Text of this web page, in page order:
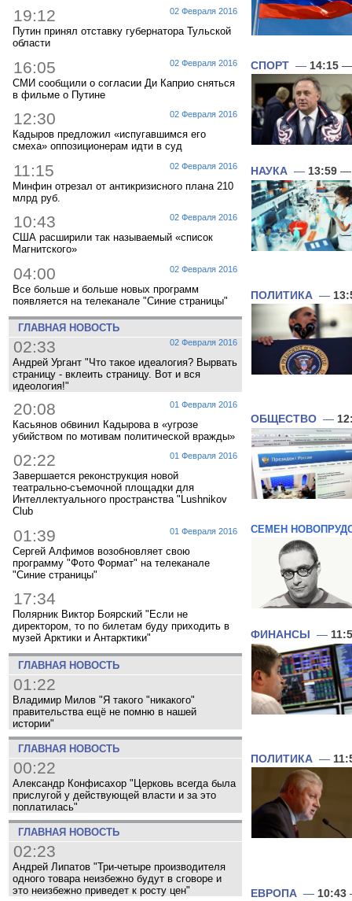
02 Февраля 2016
19:12
Путин принял отставку губернатора Тульской
области
02 Февраля 2016
16:05
СМИ сообщили о согласии Ди Каприо сняться
в фильме о Путине
02 Февраля 2016
12:30
Кадыров предложил «испугавшимся его
смеха» оппозиционерам идти в суд
02 Февраля 2016
11:15
Минфин отрезал от антикризисного плана 210
млрд руб.
02 Февраля 2016
10:43
США расширили так называемый «список
Магнитского»
02 Февраля 2016
04:00
Все больше и больше новых программ
появляется на телеканале "Синие страницы"
ГЛАВНАЯ НОВОСТЬ
02 Февраля 2016
02:33
Андрей Ургант "Что такое идеалогия? Вырвать
страницу - вклеить страницу. Вот и вся
идеология!"
01 Февраля 2016
20:08
Касьянов обвинил Кадырова в «угрозе
убийством по мотивам политической вражды»
01 Февраля 2016
02:22
Завершается реконструкция новой
театрально-съемочной площадки для
Интеллектуального пространства "Lushnikov
Club
01 Февраля 2016
01:39
Сергей Алфимов возобновляет свою
программу "Фото Формат" на телеканале
"Синие страницы"
17:34
Полярник Виктор Боярский "Если не
директором, то по билетам буду приходить в
музей Арктики и Антарктики"
ГЛАВНАЯ НОВОСТЬ
01:22
Владимир Милов "Я такого "никакого"
правительства ещё не помню в нашей
истории"
ГЛАВНАЯ НОВОСТЬ
00:22
Александр Конфисахор "Церковь всегда была
прислугой у действующей власти и за это
поплатилась"
ГЛАВНАЯ НОВОСТЬ
02:23
Андрей Липатов "Три-четыре производителя
одного товара неизбежно будут в сговоре и
это неизбежно приведет к росту цен"
СПОРТ — 14:15 —
НАУКА — 13:59 —
ПОЛИТИКА —
ОБЩЕСТВО —
СЕМЕН
ФИНАНСЫ —
ПОЛИТИКА —
ЕВРОПА — 10:43